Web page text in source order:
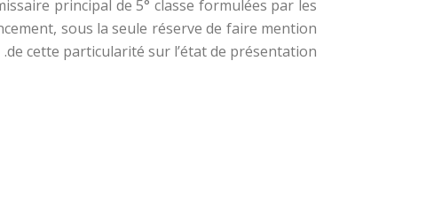
principal de 5° classe formulées par les
sous la seule réserve de faire mention
de cette particularité sur l’état de présentation.